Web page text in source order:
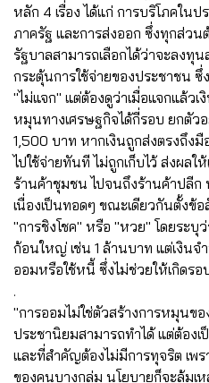
หลัก 4 เรื่อง ได้แก่ การบริโภคในป
ภาครัฐ และการส่งออก ซึ่งทุกส่ว
รัฐบาลสามารถเลือกได้ว่าจะลงทุ
กระตุ้นการใช้จ่ายของประชาชน ซึ่
"ไม่แจก" แต่ต้องดูว่าเมื่อแจกแล้วเ
หมุนทางเศรษฐกิจได้กี่รอบ ยกตัว
1,500 บาท หากเงินถูกส่งตรงถึง
ไปใช้จ่ายทันที ไม่ถูกเก็บไว้ ส่งผลใ
ร้านค้าชุมชน ไปจนถึงร้านค้าปลีก
เนื่องเป็นทอดๆ ขณะเดียวกันตั้งข้
"การชิงโชค" หรือ "หวย" โดยระบุ
ก้อนใหญ่ เช่น 1 ล้านบาท แต่เงินจ
ออมหรือใช้หนี้ ซึ่งไม่ช่วยให้เกิดร
.
"การออมไม่ใช่ตัวสร้างการหมุนข
ประชานิยมสามารถทำได้ แต่ต้อง
และที่สำคัญต้องไม่มีการทุจริต เพร
ของคนบางกลุ่ม นโยบายก็จะล้มเ